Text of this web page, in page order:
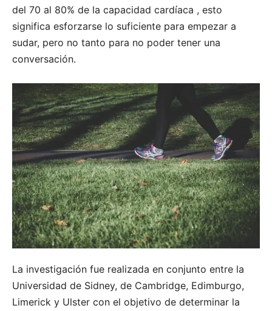
del 70 al 80% de la capacidad cardíaca , esto
significa esforzarse lo suficiente para empezar a
sudar, pero no tanto para no poder tener una
conversación.
La investigación fue realizada en conjunto entre la
Universidad de Sidney, de Cambridge, Edimburgo,
Limerick y Ulster con el objetivo de determinar la